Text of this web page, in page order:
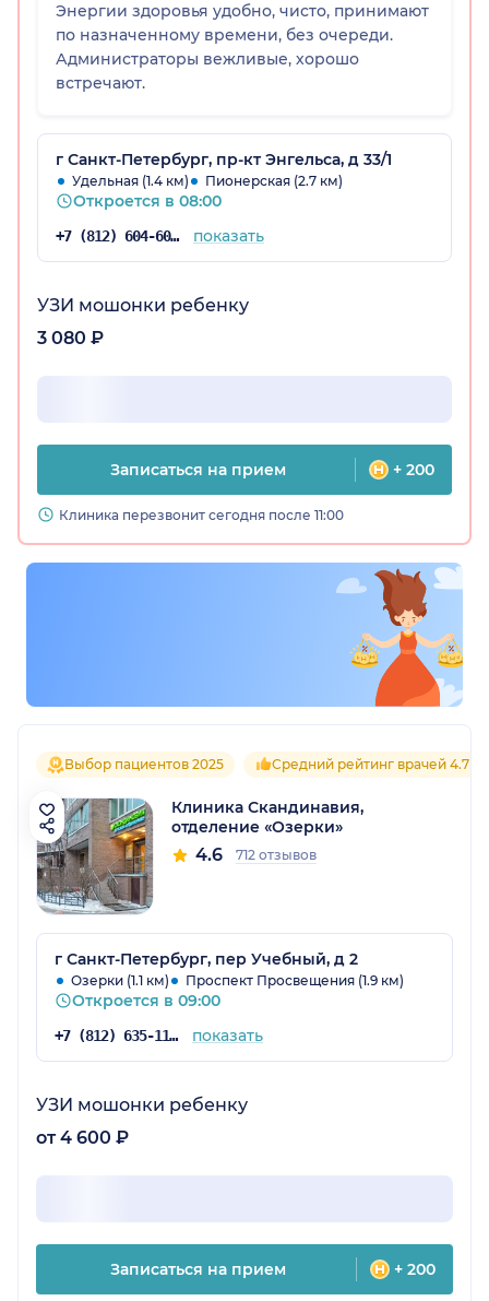
Энергии здоровья удобно, чисто, принимают
по назначенному времени, без очереди.
Администраторы вежливые, хорошо
встречают.
г Санкт-Петербург, пр-кт Энгельса, д 33/1
Удельная (1.4 км) Пионерская (2.7 км)
Откроется в 08:00
+7 (812) 604-60-52 показать
УЗИ мошонки ребенку
3 080 ₽
Записаться на прием + 200
Клиника перезвонит сегодня после 11:00
Выбор пациентов 2025 Средний рейтинг врачей 4.7
Клиника Скандинавия,
отделение «Озерки»
4.6 712 отзывов
г Санкт-Петербург, пер Учебный, д 2
Озерки (1.1 км) Проспект Просвещения (1.9 км)
Откроется в 09:00
+7 (812) 635-11-79 показать
УЗИ мошонки ребенку
от 4 600 ₽
Записаться на прием + 200